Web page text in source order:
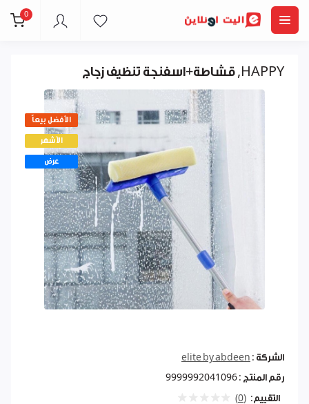
0
قشاطة+اسفنجة تنظيف زجاج ,HAPPY
الأفضل بيعاً
الأشهر
عرض
الشركة : elite by abdeen
رقم المنتج : 9999992041096
التقييم: (0)